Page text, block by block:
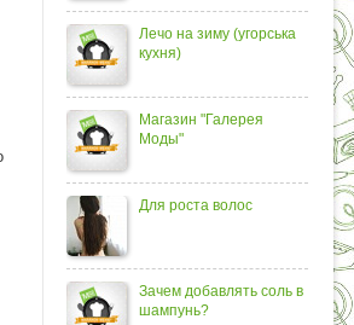
Лечо на зиму (угорська
кухня)
Магазин "Галерея
Моды"
Для роста волос
Зачем добавлять соль в
шампунь?